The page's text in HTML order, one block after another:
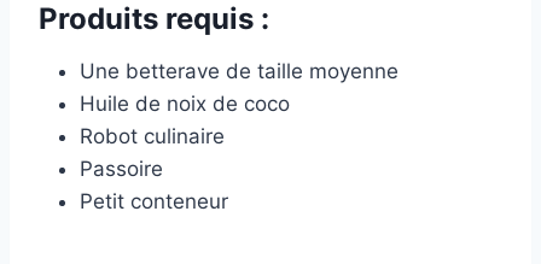
Produits requis :
Une betterave de taille moyenne
Huile de noix de coco
Robot culinaire
Passoire
Petit conteneur